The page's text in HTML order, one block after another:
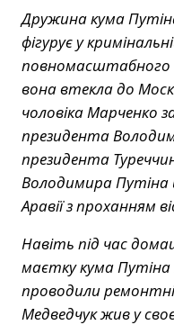
Дружина кума
фігурує у
повномасштабного
вона втекла до
чоловіка Марченко
президента
президента
Володимира Путіна
Аравії з проханням
Навіть під час
маєтку кума Путіна
проводили
Медведчук жив у